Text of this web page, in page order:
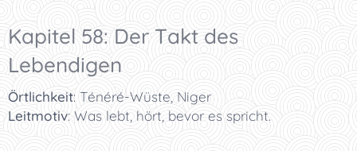
Kapitel 58: Der Takt des
Lebendigen
Örtlichkeit: Ténéré-Wüste, Niger
Leitmotiv: Was lebt, hört, bevor es spricht.